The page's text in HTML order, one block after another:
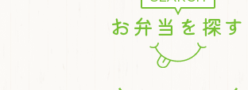
お弁当を探す